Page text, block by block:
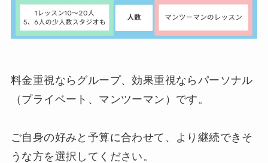
料金重視ならグループ、効果重視ならパーソナル
（プライベート、マンツーマン）です。
ご自身の好みと予算に合わせて、より継続できそ
うな方を選択してください。